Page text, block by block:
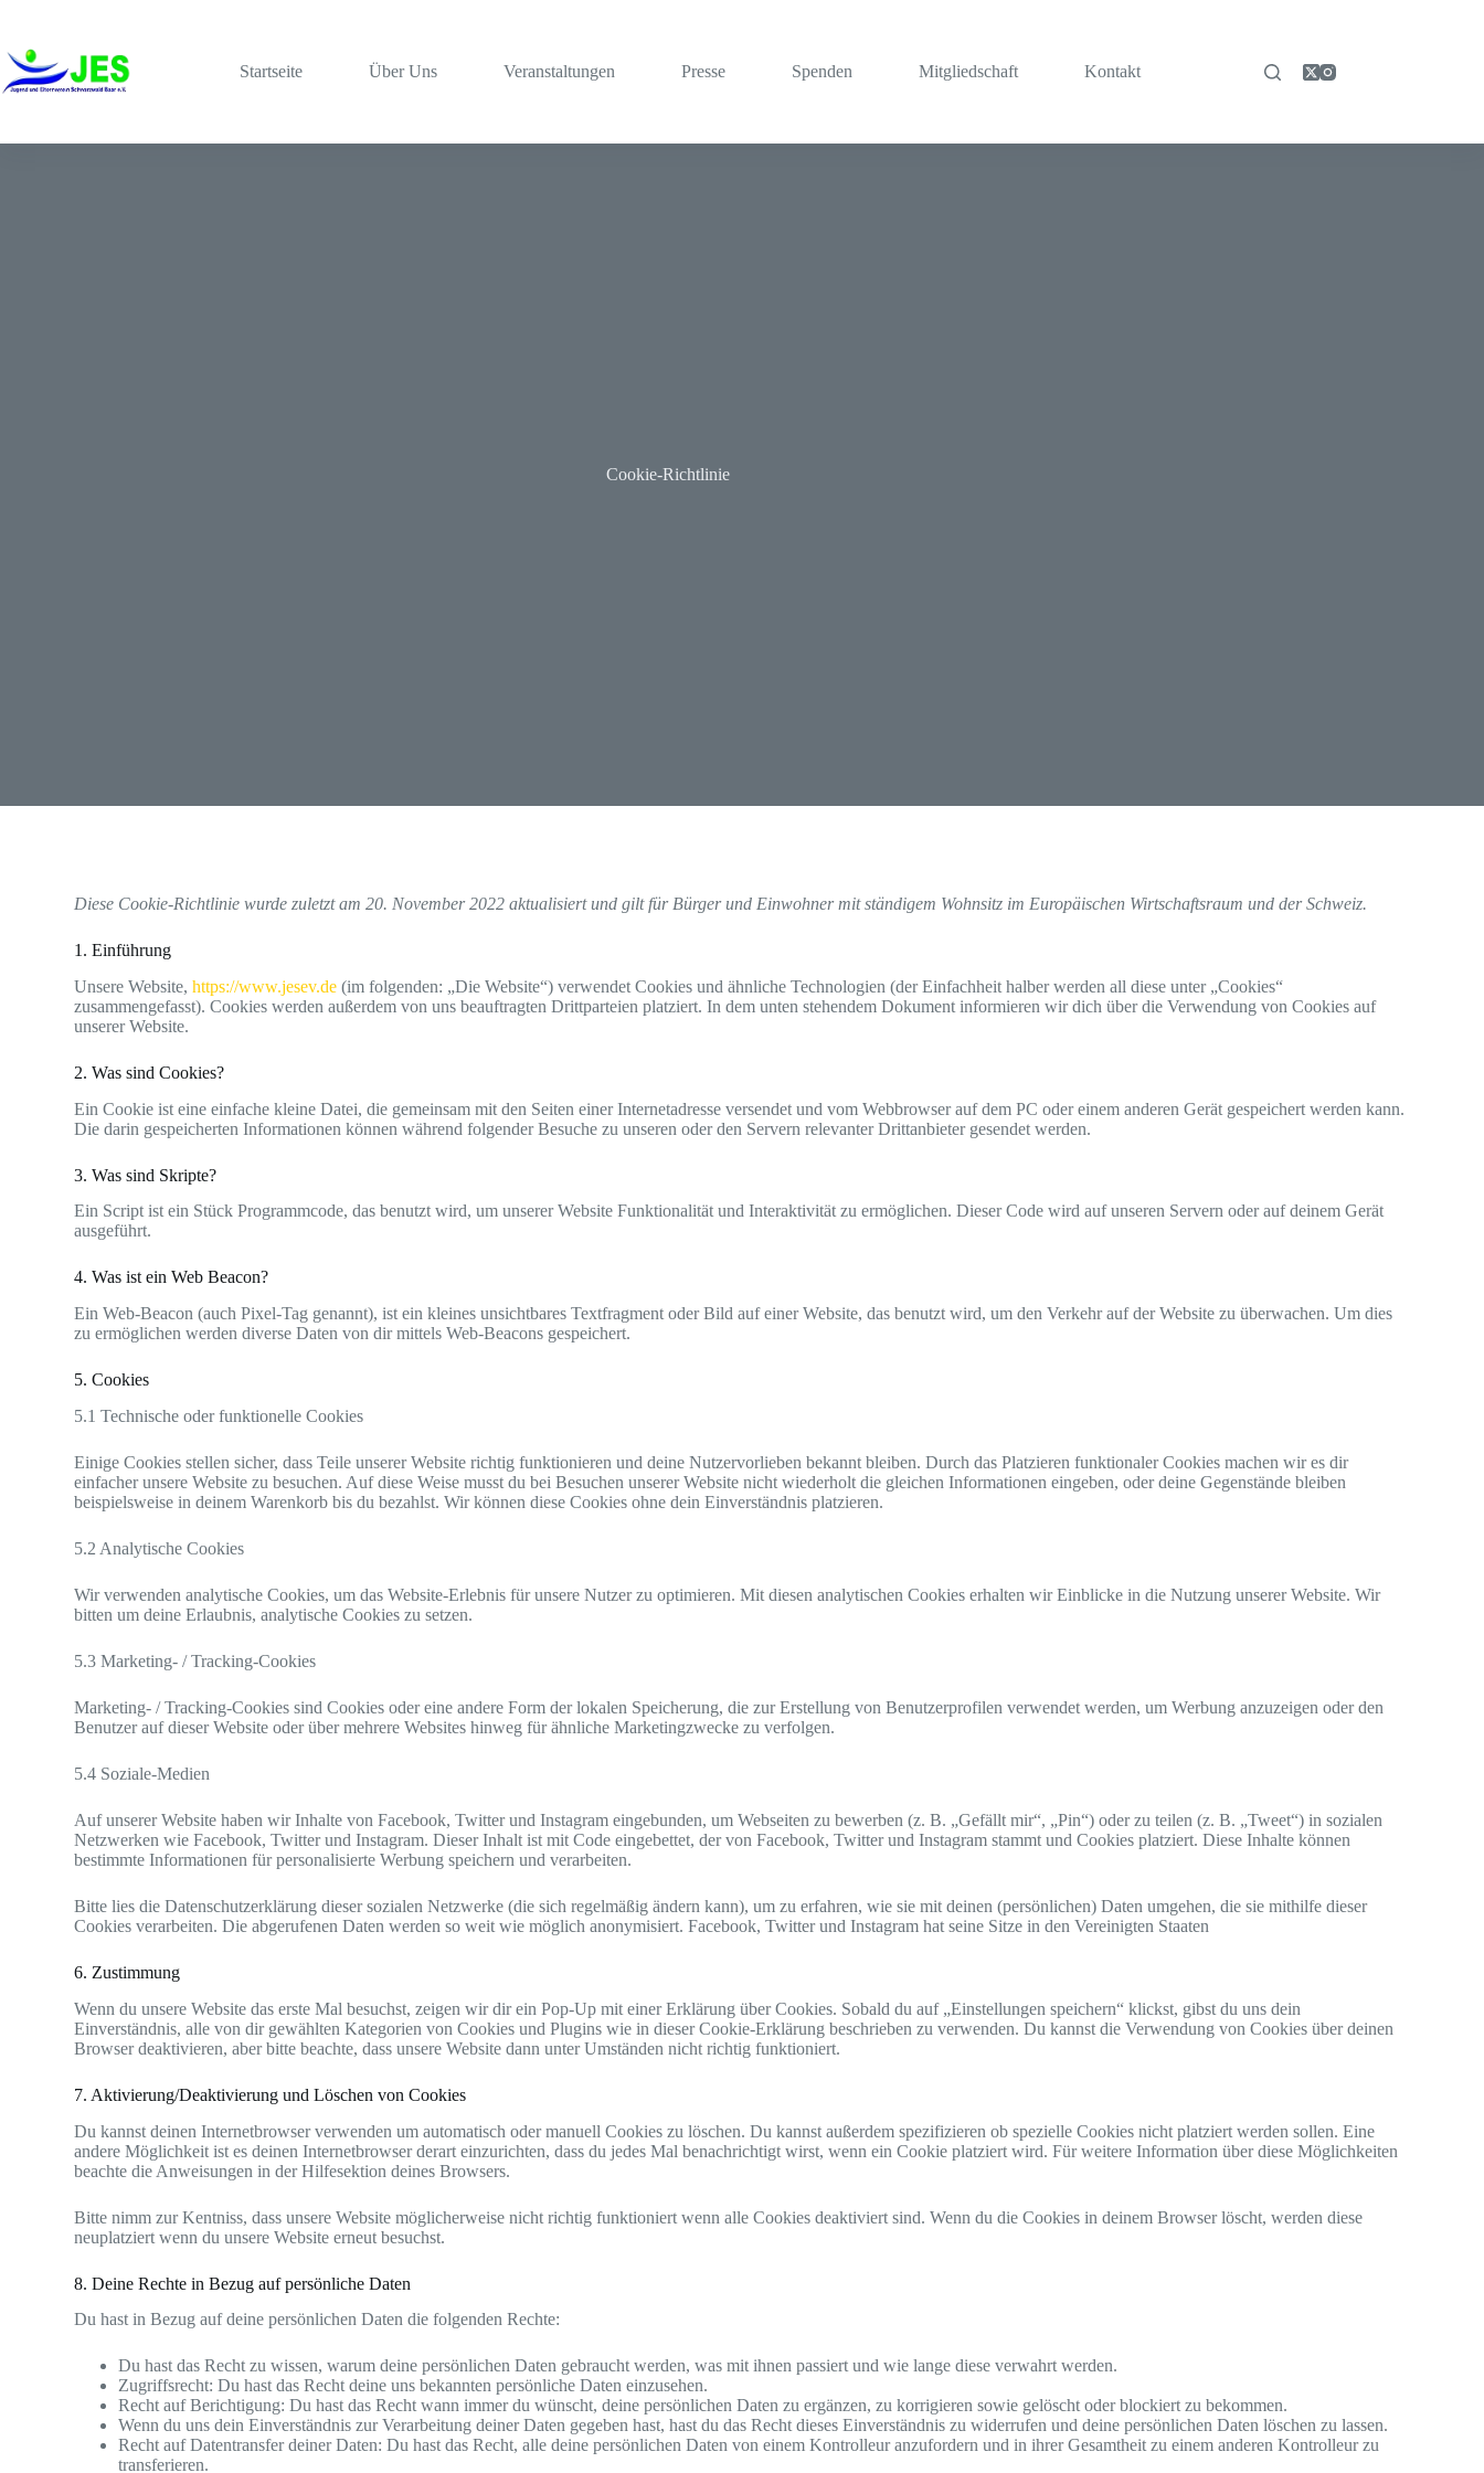
Startseite Über Uns Veranstaltungen Presse Spenden Mitgliedschaft Kontakt
Cookie-Richtlinie
Diese Cookie-Richtlinie wurde zuletzt am 20. November 2022 aktualisiert und gilt für Bürger und Einwohner mit ständigem Wohnsitz im Europäischen Wirtschaftsraum und der Schweiz.
1. Einführung
Unsere Website,https://www.jesev.de (im folgenden: „Die Website“) verwendet Cookies und ähnliche Technologien (der Einfachheit halber werden all diese unter „Cookies“
zusammengefasst). Cookies werden außerdem von uns beauftragten Drittparteien platziert. In dem unten stehendem Dokument informieren wir dich über die Verwendung von Cookies auf
unserer Website.
2. Was sind Cookies?
Ein Cookie ist eine einfache kleine Datei, die gemeinsam mit den Seiten einer Internetadresse versendet und vom Webbrowser auf dem PC oder einem anderen Gerät gespeichert werden kann.
Die darin gespeicherten Informationen können während folgender Besuche zu unseren oder den Servern relevanter Drittanbieter gesendet werden.
3. Was sind Skripte?
Ein Script ist ein Stück Programmcode, das benutzt wird, um unserer Website Funktionalität und Interaktivität zu ermöglichen. Dieser Code wird auf unseren Servern oder auf deinem Gerät
ausgeführt.
4. Was ist ein Web Beacon?
Ein Web-Beacon (auch Pixel-Tag genannt), ist ein kleines unsichtbares Textfragment oder Bild auf einer Website, das benutzt wird, um den Verkehr auf der Website zu überwachen. Um dies
zu ermöglichen werden diverse Daten von dir mittels Web-Beacons gespeichert.
5. Cookies
5.1 Technische oder funktionelle Cookies
Einige Cookies stellen sicher, dass Teile unserer Website richtig funktionieren und deine Nutzervorlieben bekannt bleiben. Durch das Platzieren funktionaler Cookies machen wir es dir
einfacher unsere Website zu besuchen. Auf diese Weise musst du bei Besuchen unserer Website nicht wiederholt die gleichen Informationen eingeben, oder deine Gegenstände bleiben
beispielsweise in deinem Warenkorb bis du bezahlst. Wir können diese Cookies ohne dein Einverständnis platzieren.
5.2 Analytische Cookies
Wir verwenden analytische Cookies, um das Website-Erlebnis für unsere Nutzer zu optimieren. Mit diesen analytischen Cookies erhalten wir Einblicke in die Nutzung unserer Website. Wir
bitten um deine Erlaubnis, analytische Cookies zu setzen.
5.3 Marketing- / Tracking-Cookies
Marketing- / Tracking-Cookies sind Cookies oder eine andere Form der lokalen Speicherung, die zur Erstellung von Benutzerprofilen verwendet werden, um Werbung anzuzeigen oder den
Benutzer auf dieser Website oder über mehrere Websites hinweg für ähnliche Marketingzwecke zu verfolgen.
5.4 Soziale-Medien
Auf unserer Website haben wir Inhalte von Facebook, Twitter und Instagram eingebunden, um Webseiten zu bewerben (z. B. „Gefällt mir“, „Pin“) oder zu teilen (z. B. „Tweet“) in sozialen
Netzwerken wie Facebook, Twitter und Instagram. Dieser Inhalt ist mit Code eingebettet, der von Facebook, Twitter und Instagram stammt und Cookies platziert. Diese Inhalte können
bestimmte Informationen für personalisierte Werbung speichern und verarbeiten.
Bitte lies die Datenschutzerklärung dieser sozialen Netzwerke (die sich regelmäßig ändern kann), um zu erfahren, wie sie mit deinen (persönlichen) Daten umgehen, die sie mithilfe dieser
Cookies verarbeiten. Die abgerufenen Daten werden so weit wie möglich anonymisiert. Facebook, Twitter und Instagram hat seine Sitze in den Vereinigten Staaten
6. Zustimmung
Wenn du unsere Website das erste Mal besuchst, zeigen wir dir ein Pop-Up mit einer Erklärung über Cookies. Sobald du auf „Einstellungen speichern“ klickst, gibst du uns dein
Einverständnis, alle von dir gewählten Kategorien von Cookies und Plugins wie in dieser Cookie-Erklärung beschrieben zu verwenden. Du kannst die Verwendung von Cookies über deinen
Browser deaktivieren, aber bitte beachte, dass unsere Website dann unter Umständen nicht richtig funktioniert.
7. Aktivierung/Deaktivierung und Löschen von Cookies
Du kannst deinen Internetbrowser verwenden um automatisch oder manuell Cookies zu löschen. Du kannst außerdem spezifizieren ob spezielle Cookies nicht platziert werden sollen. Eine
andere Möglichkeit ist es deinen Internetbrowser derart einzurichten, dass du jedes Mal benachrichtigt wirst, wenn ein Cookie platziert wird. Für weitere Information über diese Möglichkeiten
beachte die Anweisungen in der Hilfesektion deines Browsers.
Bitte nimm zur Kentniss, dass unsere Website möglicherweise nicht richtig funktioniert wenn alle Cookies deaktiviert sind. Wenn du die Cookies in deinem Browser löscht, werden diese
neuplatziert wenn du unsere Website erneut besuchst.
8. Deine Rechte in Bezug auf persönliche Daten
Du hast in Bezug auf deine persönlichen Daten die folgenden Rechte:
Du hast das Recht zu wissen, warum deine persönlichen Daten gebraucht werden, was mit ihnen passiert und wie lange diese verwahrt werden.
Zugriffsrecht: Du hast das Recht deine uns bekannten persönliche Daten einzusehen.
Recht auf Berichtigung: Du hast das Recht wann immer du wünscht, deine persönlichen Daten zu ergänzen, zu korrigieren sowie gelöscht oder blockiert zu bekommen.
Wenn du uns dein Einverständnis zur Verarbeitung deiner Daten gegeben hast, hast du das Recht dieses Einverständnis zu widerrufen und deine persönlichen Daten löschen zu lassen.
Recht auf Datentransfer deiner Daten: Du hast das Recht, alle deine persönlichen Daten von einem Kontrolleur anzufordern und in ihrer Gesamtheit zu einem anderen Kontrolleur zu
transferieren.